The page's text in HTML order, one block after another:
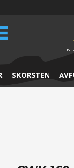
SKORSTEN